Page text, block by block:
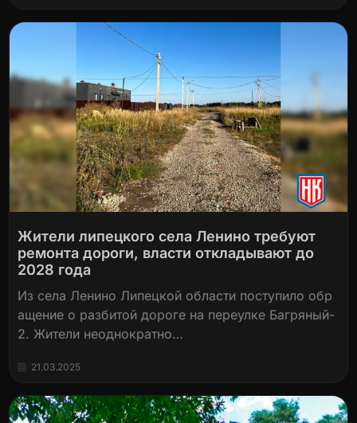
Жители липецкого села Ленино требуют
ремонта дороги, власти откладывают до
2028 года
Из села Ленино Липецкой области поступило обр
ащение о разбитой дороге на переулке Багряный-
2. Жители неоднократно…
21.03.2025